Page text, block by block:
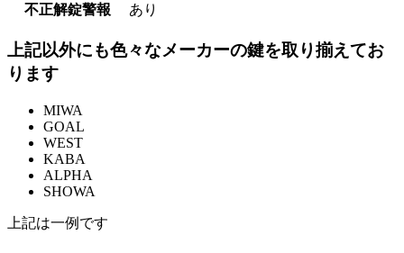
不正解錠警報
あり
上記以外にも色々なメーカーの鍵を取り揃えてお
ります
MIWA
GOAL
WEST
KABA
ALPHA
SHOWA
上記は一例です